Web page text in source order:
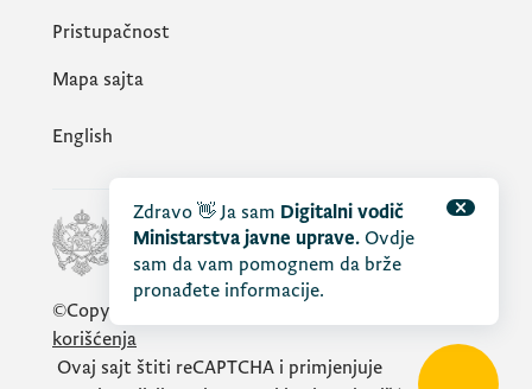
Pristupačnost
Mapa sajta
English
©Copyright 2026.
korišćenja
Ovaj sajt štiti reCAPTCHA i primjenjuje
Zdravo 👋 Ja sam Digitalni vodič
Ministarstva javne uprave. Ovdje
sam da vam pomognem da brže
pronađete informacije.